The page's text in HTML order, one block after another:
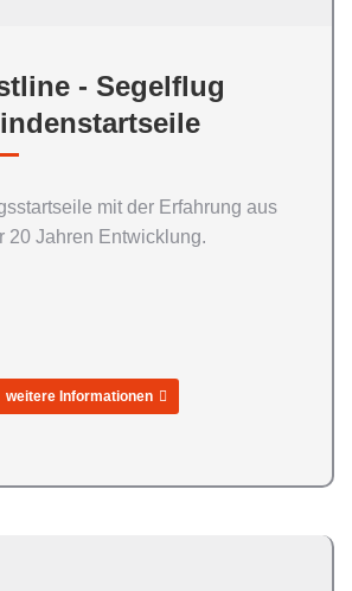
- Segelflug
mit der Erfahrung aus
20 Jahren Entwicklung.
weitere Informationen